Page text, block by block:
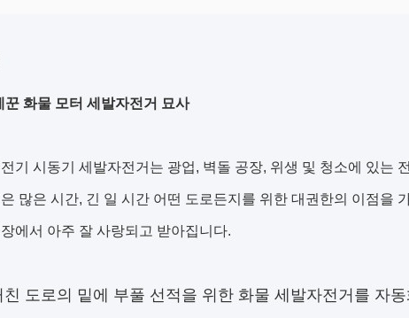
꾼 화물 모터 세발자전거 묘사
기 시동기 세발자전거는 광업, 벽돌 공장, 위생 및 청소에 있는
많은 시간, 긴 일 시간 어떤 도로든지를 위한 대권한의 이점을
에서 아주 잘 사랑되고 받아집니다.
친 도로의 밑에 부풀 선적을 위한 화물 세발자전거를 자